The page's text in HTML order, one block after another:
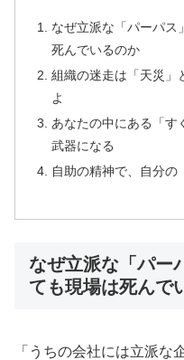
なぜ立派な「パーパス
死んでいるのか
組織の迷走は「天災」
よ
あなたの中にある「す
武器になる
自助の精神で、自分の
なぜ立派な「パー
ても現場は死んで
「うちの会社には立派な